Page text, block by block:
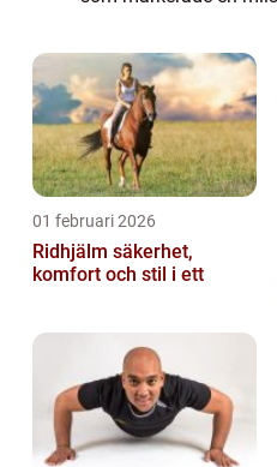
grundlig titt på denna
prestation, de...
01 februari 2026
Ridhjälm säkerhet,
komfort och stil i ett